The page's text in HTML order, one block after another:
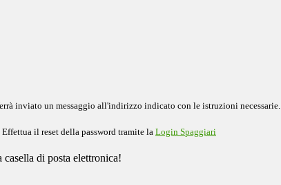
inviato un messaggio all'indirizzo indicato con le istruzioni necessarie.
il reset della password tramite la Login Spaggiari
di posta elettronica!